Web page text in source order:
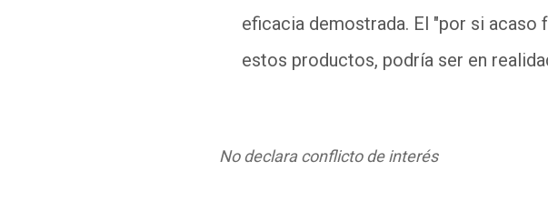
eficacia demostrada. El "por si acaso
estos productos, podría ser en
No declara conflicto de interés